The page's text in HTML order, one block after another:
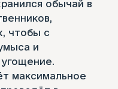
обычай в
чтобы с
и
максимальное